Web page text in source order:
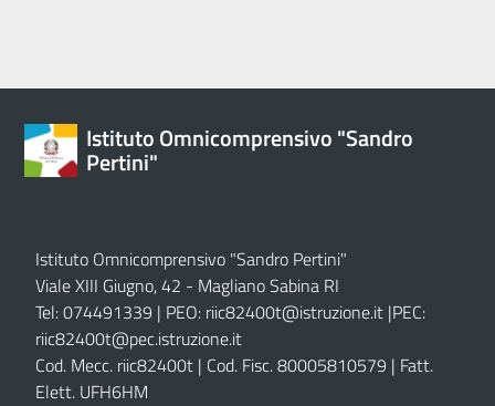
Istituto Omnicomprensivo "Sandro
Pertini"
Istituto Omnicomprensivo "Sandro Pertini"
Viale XIII Giugno, 42 - Magliano Sabina RI
Tel: 074491339 | PEO: riic82400t@istruzione.it |PEC:
riic82400t@pec.istruzione.it
Cod. Mecc. riic82400t | Cod. Fisc. 80005810579 | Fatt.
Elett. UFH6HM